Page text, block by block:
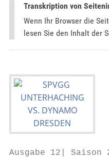
Transkription von
Wenn Ihr Browser die
lesen Sie den Inhalt der
Ausgabe 12| Saison